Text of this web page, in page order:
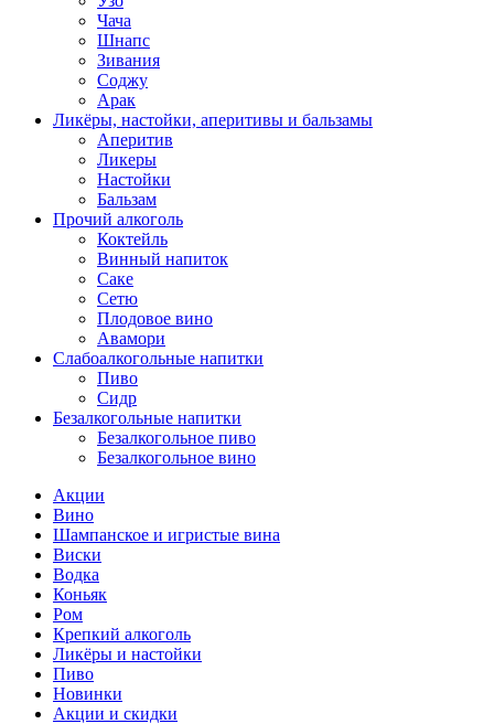
Чача
Шнапс
Зивания
Соджу
Арак
Ликёры, настойки, аперитивы и бальзамы
Аперитив
Ликеры
Настойки
Бальзам
Прочий алкоголь
Коктейль
Винный напиток
Саке
Сетю
Плодовое вино
Авамори
Слабоалкогольные напитки
Пиво
Сидр
Безалкогольные напитки
Безалкогольное пиво
Безалкогольное вино
Акции
Вино
Шампанское и игристые вина
Виски
Водка
Коньяк
Ром
Крепкий алкоголь
Ликёры и настойки
Пиво
Новинки
Акции и скидки